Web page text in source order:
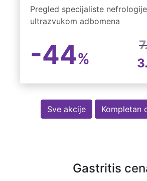
Pregled specijaliste
ultrazvukom adbomena
-44%
Sve akcije Kompletan
Gastritis